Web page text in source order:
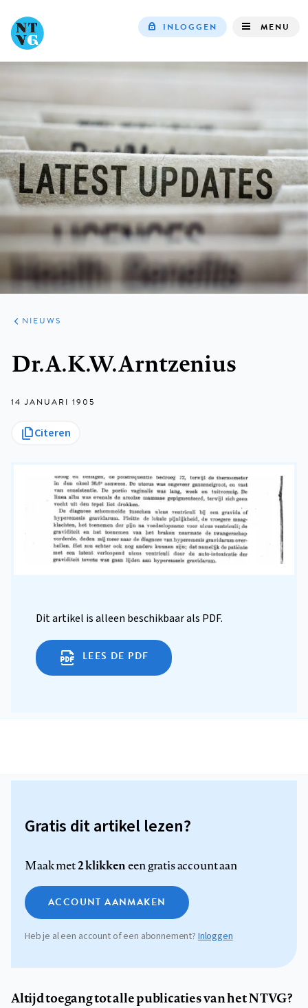
navigation
INLOGGEN MENU
ARTIKELEN
HET
KORT
NIEUWS
Dr. A.K.W. Arntzenius
14 JANUARI 1905
Citeren
Dit artikel is alleen beschikbaar als PDF.
LEES DE PDF
Gratis dit artikel lezen?
Maak met2 klikkeneen gratis account aan
ACCOUNT AANMAKEN
Heb je al een account of een abonnement? Inloggen
Altijd toegang tot alle publicaties van het NTVG?